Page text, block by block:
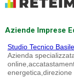
Aziende Imprese
Studio Tecnico Basile
Azienda
energetica,direzione